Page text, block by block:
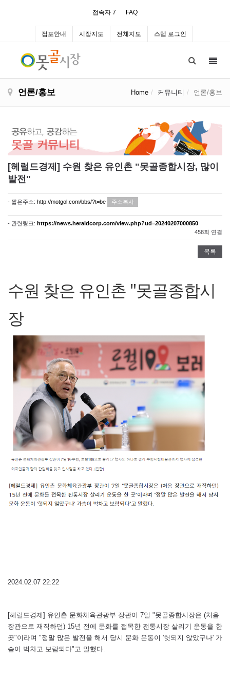
접속자 7 FAQ
점포안내 시장지도 전체지도 스텝 로그인
언론/홍보 Home 커뮤니티 언론/홍보
[헤럴드경제] 수원 찾은 유인촌 "못골종합시장, 많이
발전"
- 짧은주소: http://motgol.com/bbs/?t=be 주소복사
- 관련링크: https://news.heraldcorp.com/view.php?ud=20240207000850
458회 연결
목록
수원 찾은 유인촌 "못골종합시
장
2024.02.07 22:22
[헤럴드경제] 유인촌 문화체육관광부 장관이 7일 "못골종합시장은 (처음
장관으로 재직하던) 15년 전에 문화를 접목한 전통시장 살리기 운동을 한
곳"이라며 "정말 많은 발전을 해서 당시 문화 운동이 '헛되지 않았구나' 가
슴이 벅차고 보람되다"고 말했다.